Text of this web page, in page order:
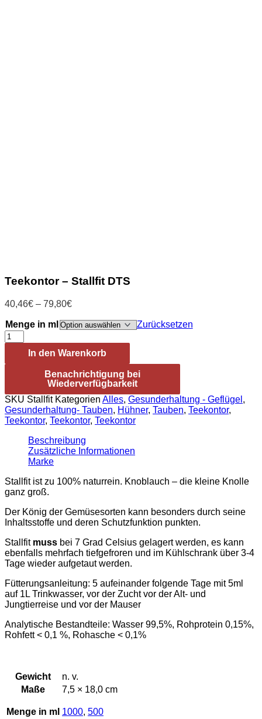
Teekontor – Stallfit DTS
40,46€ – 79,80€Preisspanne:
bis
Menge in ml
Zurücksetzen
Teekontor
-
Stallfit
DTS
In den Warenkorb
Benachrichtigung bei
Wiederverfügbarkeit
SKU Stallfit Kategorien Alles, Gesunderhaltung - Geflügel ,
Gesunderhaltung- Tauben, Hühner, Tauben, Teekontor,
Teekontor, Teekontor, Teekontor
Beschreibung
Zusätzliche Informationen
Marke
Stallfit ist zu 100% naturrein. Knoblauch – die kleine Knolle
ganz groß.
Der König der Gemüsesorten kann besonders durch seine
Inhaltsstoffe und deren Schutzfunktion punkten.
Stallfit muss bei 7 Grad Celsius gelagert werden, es kann
ebenfalls mehrfach tiefgefroren und im Kühlschrank über 3-4
Tage wieder aufgetaut werden.
Fütterungsanleitung: 5 aufeinander folgende Tage mit 5ml
auf 1L Trinkwasser, vor der Zucht vor der Alt- und
Jungtierreise und vor der Mauser
Analytische Bestandteile: Wasser 99,5%, Rohprotein 0,15%,
Rohfett < 0,1 %, Rohasche < 0,1%
Gewicht
n. v.
Maße
7,5 × 18,0 cm
Menge in ml 1000, 500